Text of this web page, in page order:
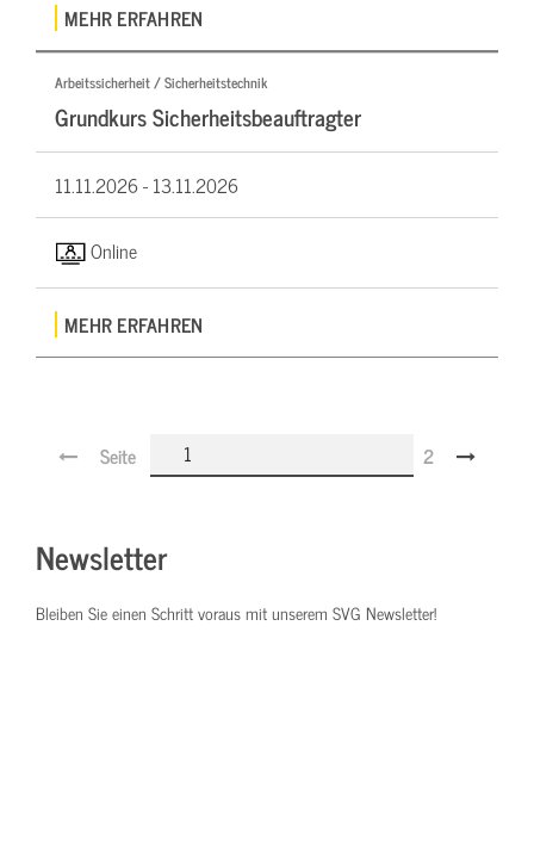
MEHR ERFAHREN
Arbeitssicherheit / Sicherheitstechnik
Grundkurs Sicherheitsbeauftragter
11.11.2026 -13.11.2026
Online
MEHR ERFAHREN
Seite 2
Newsletter
Bleiben Sie einen Schritt voraus mit unserem SVG Newsletter!